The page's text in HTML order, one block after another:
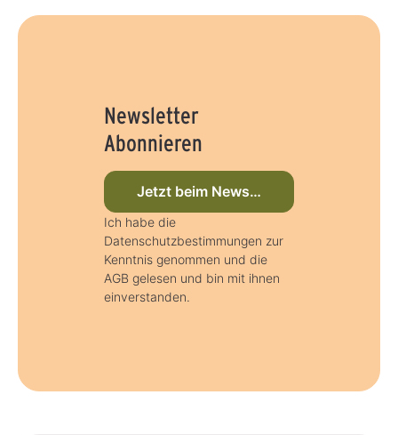
Newsletter
Abonnieren
Jetzt beim Newsletter anmelden
Ich habe die
Datenschutzbestimmungen zur
Kenntnis genommen und die
AGB gelesen und bin mit ihnen
einverstanden.